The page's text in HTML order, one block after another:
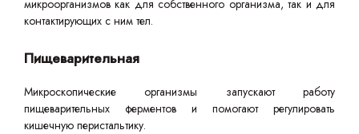
микроорганизмов как для собственного организма, так и для
контактирующих с ним тел.
Пищеварительная
Микроскопические организмы запускают работу
пищеварительных ферментов и помогают регулировать
кишечную перистальтику.